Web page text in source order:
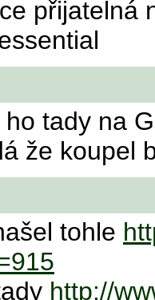
přijatelná
tady na
že koupel
tohle
http://